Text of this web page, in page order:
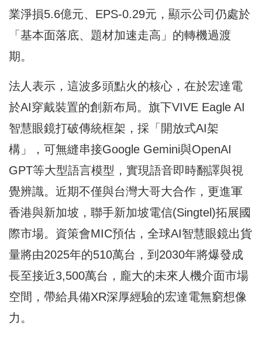
業淨損5.6億元、EPS-0.29元，顯示公司仍處於
「基本面落底、題材加速走高」的轉機過渡
期。
法人表示，這波多頭點火的核心，在於宏達電
於AI穿戴裝置的創新布局。旗下VIVE Eagle AI
智慧眼鏡打破傳統框架，採「開放式AI架
構」，可無縫串接Google Gemini與OpenAI
GPT等大型語言模型，實現語音即時翻譯與視
覺辨識。近期不僅與台灣大哥大合作，更進軍
香港與新加坡，聯手新加坡電信(Singtel)拓展國
際市場。資策會MIC預估，全球AI智慧眼鏡出貨
量將由2025年的510萬台，到2030年將爆發成
長至接近3,500萬台，龐大的未來人機介面市場
空間，帶給具備XR深厚經驗的宏達電無窮想像
力。